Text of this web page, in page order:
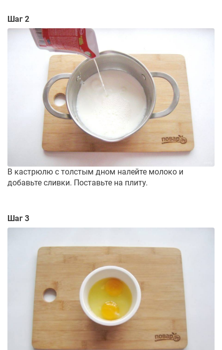
Шаг 2
В кастрюлю с толстым дном налейте молоко и
добавьте сливки. Поставьте на плиту.
Шаг 3